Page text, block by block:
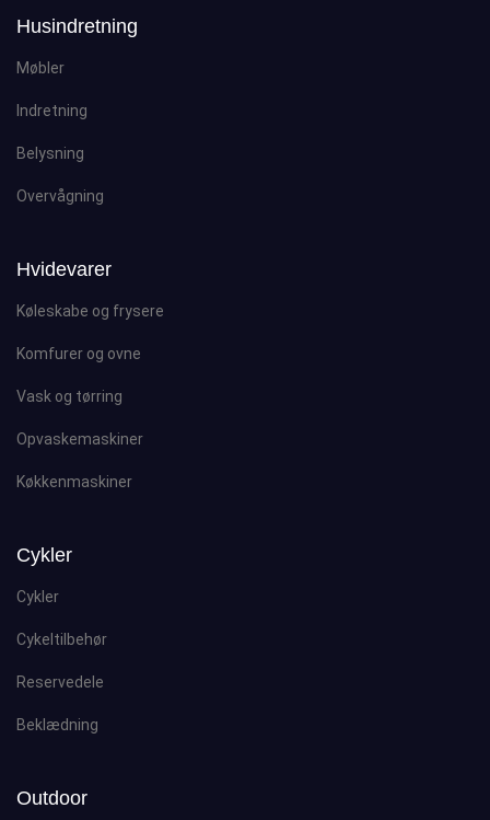
Husindretning
Møbler
Indretning
Belysning
Overvågning
Hvidevarer
Køleskabe og frysere
Komfurer og ovne
Vask og tørring
Opvaskemaskiner
Køkkenmaskiner
Cykler
Cykler
Cykeltilbehør
Reservedele
Beklædning
Outdoor